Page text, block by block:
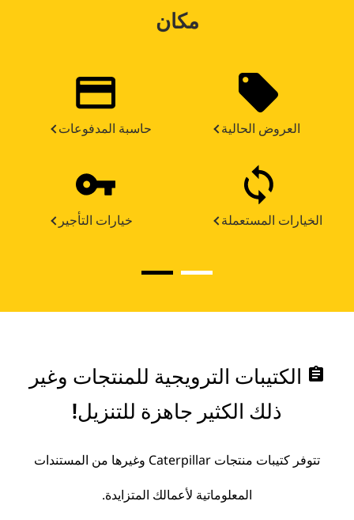
مكان
حاسبة المدفوعات العروض الحالية
خيارات التأجير الخيارات المستعملة
assignment الكتيبات الترويجية للمنتجات وغير
ذلك الكثير جاهزة للتنزيل!
تتوفر كتيبات منتجات Caterpillar وغيرها من المستندات
المعلوماتية لأعمالك المتزايدة.